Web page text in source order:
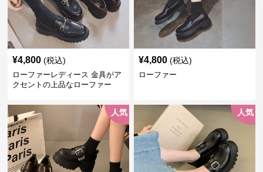
¥4,800 (税込)
ローファーレディース 金具がア
クセントの上品なローファー
¥4,800 (税込)
ローファー
人気 人気